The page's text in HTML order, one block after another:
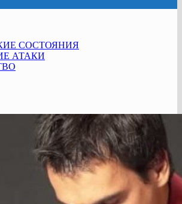
СОСТОЯНИЯ
АТАКИ